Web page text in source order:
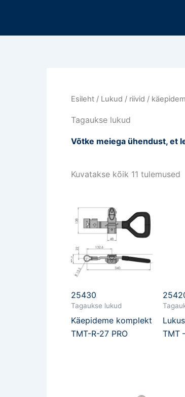
Esileht / Lukud / riivid /
Tagaukse lukud
Võtke meiega ühendust, et
Kuvatakse kõik 11 tulemused
25430
Tagaukse lukud
Käepideme komplekt
TMT-R-27 PRO
TMT